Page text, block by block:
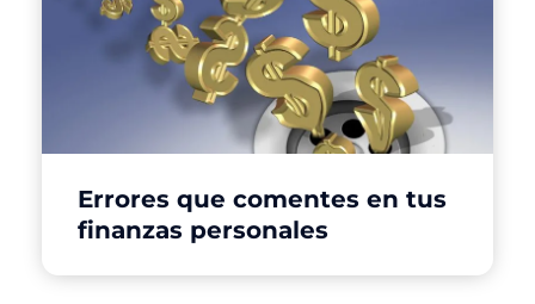
Errores que comentes en tus
finanzas personales